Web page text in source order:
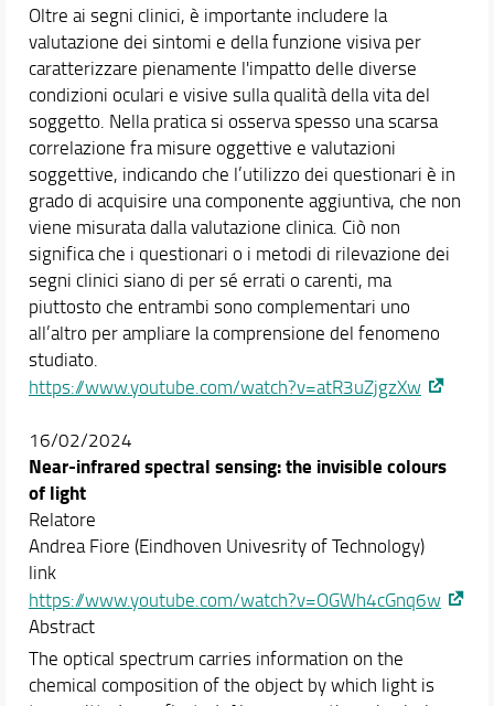
Oltre ai segni clinici, è importante includere la
valutazione dei sintomi e della funzione visiva per
caratterizzare pienamente l'impatto delle diverse
condizioni oculari e visive sulla qualità della vita del
soggetto. Nella pratica si osserva spesso una scarsa
correlazione fra misure oggettive e valutazioni
soggettive, indicando che l’utilizzo dei questionari è in
grado di acquisire una componente aggiuntiva, che non
viene misurata dalla valutazione clinica. Ciò non
significa che i questionari o i metodi di rilevazione dei
segni clinici siano di per sé errati o carenti, ma
piuttosto che entrambi sono complementari uno
all’altro per ampliare la comprensione del fenomeno
studiato.
https://www.youtube.com/watch?v=atR3uZjgzXw
16/02/2024
Near-infrared spectral sensing: the invisible colours
of light
Relatore
Andrea Fiore (Eindhoven Univesrity of Technology)
link
https://www.youtube.com/watch?v=OGWh4cGnq6w
Abstract
The optical spectrum carries information on the
chemical composition of the object by which light is